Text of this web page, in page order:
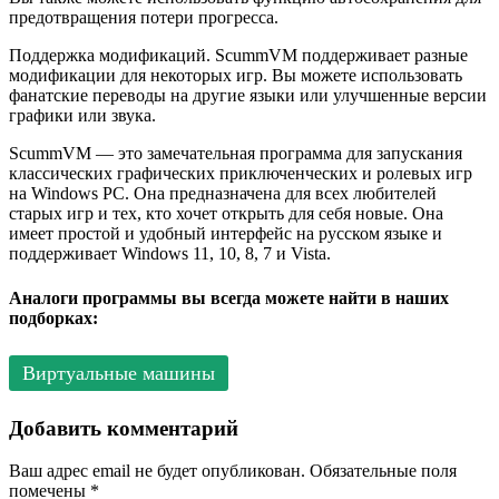
предотвращения потери прогресса.
Поддержка модификаций. ScummVM поддерживает разные
модификации для некоторых игр. Вы можете использовать
фанатские переводы на другие языки или улучшенные версии
графики или звука.
ScummVM — это замечательная программа для запускания
классических графических приключенческих и ролевых игр
на Windows PC. Она предназначена для всех любителей
старых игр и тех, кто хочет открыть для себя новые. Она
имеет простой и удобный интерфейс на русском языке и
поддерживает Windows 11, 10, 8, 7 и Vista.
Аналоги программы вы всегда можете найти в наших
подборках:
Виртуальные машины
Добавить комментарий
Ваш адрес email не будет опубликован. Обязательные поля
помечены *